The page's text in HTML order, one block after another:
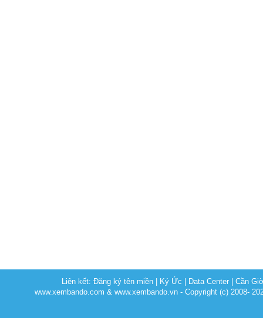
Liên kết:Đăng ký tên miền Ký Ức Data Center |Cần
www.xembando.com & www.xembando.vn - Copyright (c) 2008-